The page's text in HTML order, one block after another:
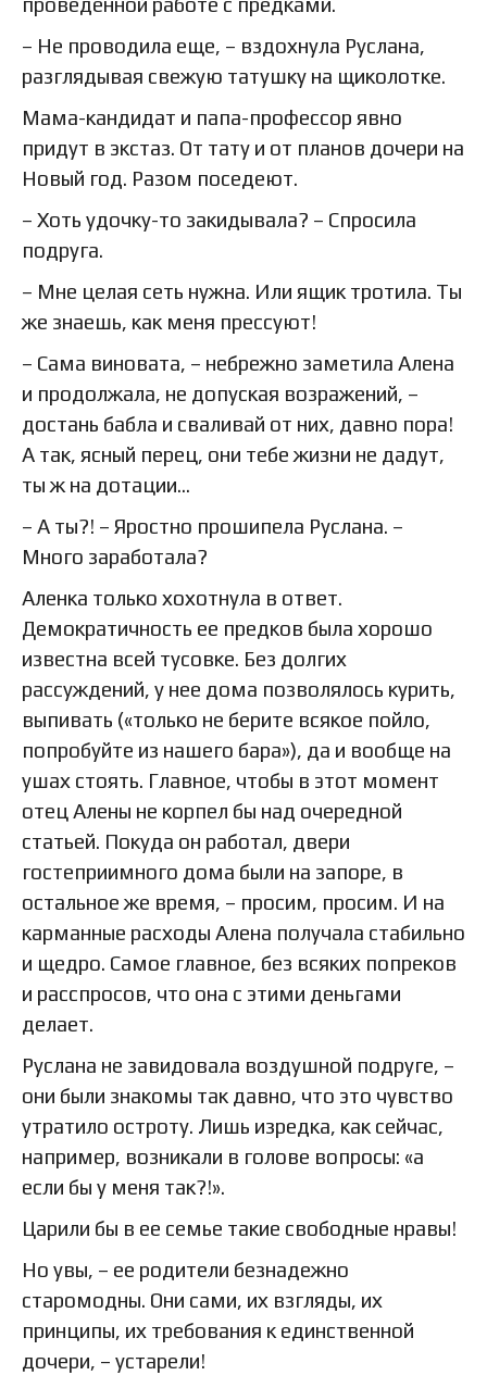
– Не проводила еще, – вздохнула Руслана,
разглядывая свежую татушку на щиколотке.
Мама-кандидат и папа-профессор явно
придут в экстаз. От тату и от планов дочери на
Новый год. Разом поседеют.
– Хоть удочку-то закидывала? – Спросила
подруга.
– Мне целая сеть нужна. Или ящик тротила. Ты
же знаешь, как меня прессуют!
– Сама виновата, – небрежно заметила Алена
и продолжала, не допуская возражений, –
достань бабла и сваливай от них, давно пора!
А так, ясный перец, они тебе жизни не дадут,
ты ж на дотации…
– А ты?! – Яростно прошипела Руслана. –
Много заработала?
Аленка только хохотнула в ответ.
Демократичность ее предков была хорошо
известна всей тусовке. Без долгих
рассуждений, у нее дома позволялось курить,
выпивать («только не берите всякое пойло,
попробуйте из нашего бара»), да и вообще на
ушах стоять. Главное, чтобы в этот момент
отец Алены не корпел бы над очередной
статьей. Покуда он работал, двери
гостеприимного дома были на запоре, в
остальное же время, – просим, просим. И на
карманные расходы Алена получала стабильно
и щедро. Самое главное, без всяких попреков
и расспросов, что она с этими деньгами
делает.
Руслана не завидовала воздушной подруге, –
они были знакомы так давно, что это чувство
утратило остроту. Лишь изредка, как сейчас,
например, возникали в голове вопросы: «а
если бы у меня так?!».
Царили бы в ее семье такие свободные нравы!
Но увы, – ее родители безнадежно
старомодны. Они сами, их взгляды, их
принципы, их требования к единственной
дочери, – устарели!